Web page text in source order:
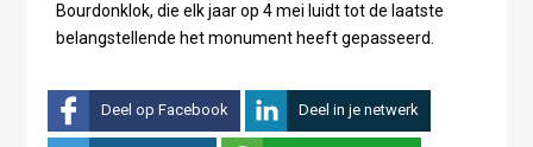
Bourdonklok, die elk jaar op 4 mei luidt tot de laatste
belangstellende het monument heeft gepasseerd.
Deel op Facebook Deel in je netwerk